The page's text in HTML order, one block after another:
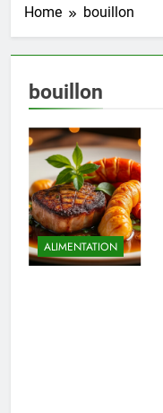
Home bouillon
bouillon
ALIMENTATION